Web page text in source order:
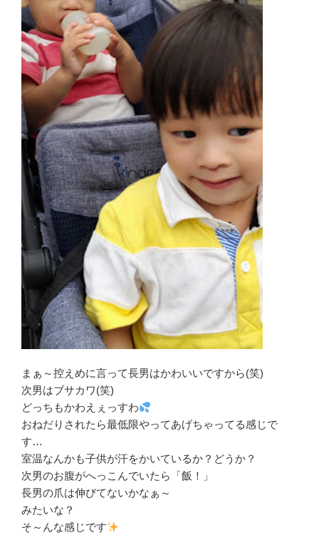
まぁ～控えめに言って長男はかわいいですから(笑)
次男はブサカワ(笑)
どっちもかわえぇっすわ
おねだりされたら最低限やってあげちゃってる感じで
す…
室温なんかも子供が汗をかいているか？どうか？
次男のお腹がへっこんでいたら「飯！」
長男の爪は伸びてないかなぁ～
みたいな？
そ～んな感じです